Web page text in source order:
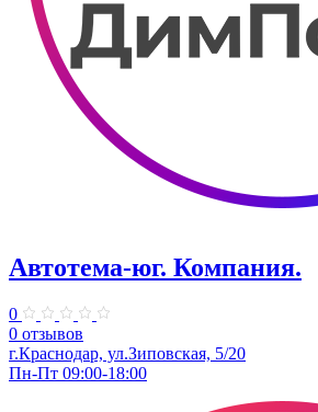
Автотема-юг. Компания.
0
0 отзывов
г.Краснодар, ул.Зиповская, 5/20
Пн-Пт 09:00-18:00